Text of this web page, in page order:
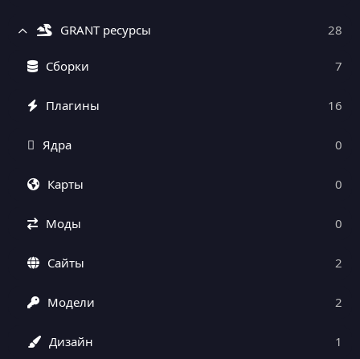
GRANT ресурсы 28
Сборки 7
Плагины 16
Ядра 0
Карты 0
Моды 0
Сайты 2
Модели 2
Дизайн 1